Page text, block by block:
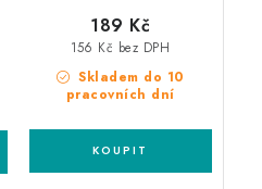
Skladem do 10
pracovních dní
156 Kč bez DPH
189 Kč